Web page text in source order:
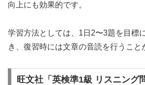
向上にも効果的です。
学習方法としては、1日2〜3題を目標
き、復習時には文章の音読を行うこと
旺文社「英検準1級 リスニング